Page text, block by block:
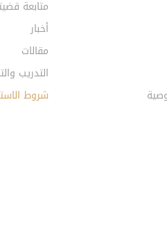
متابعة
أخبار
مقالات
التدريب
شروط